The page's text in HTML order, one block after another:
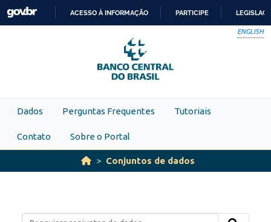
Skip to main content
PARA
O
CONTEÚDO
ACESSO À INFORMAÇÃO PARTICIPE
ENGLISH
Dados Perguntas Frequentes Tutoriais
Contato Sobre o Portal
Conjuntos de dados